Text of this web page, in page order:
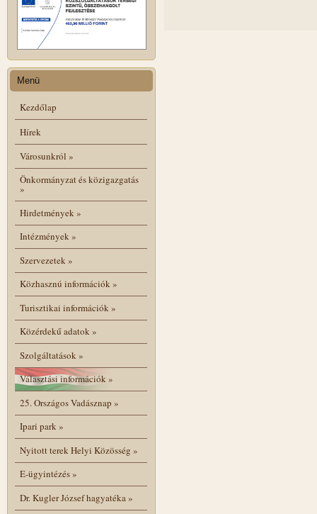
Menü
Kezdőlap
Hírek
Városunkról »
Önkormányzat és közigazgatás
»
Hirdetmények»
Intézmények»
Szervezetek»
Közhasznú információk»
Turisztikai információk»
Közérdekű adatok»
Szolgáltatások»
Választási információk»
25. Országos Vadásznap »
Ipari park»
Nyitott terek Helyi Közösség »
E-ügyintézés»
Dr. Kugler József hagyatéka»